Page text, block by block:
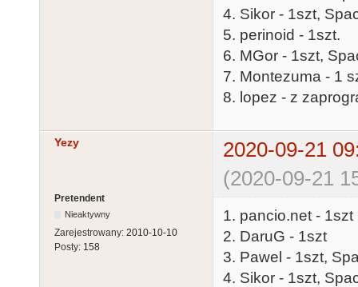
4. Sikor - 1szt,
5. perinoid - 1szt.
6. MGor - 1szt,
7. Montezuma - 1
8. lopez - z
Yezy
2020-09-21
(2020-09-21
Pretendent
Nieaktywny
Zarejestrowany: 2010-10-10
Posty: 158
1. pancio.net - 1szt
2. DaruG - 1szt
3. Pawel - 1szt,
4. Sikor - 1szt,